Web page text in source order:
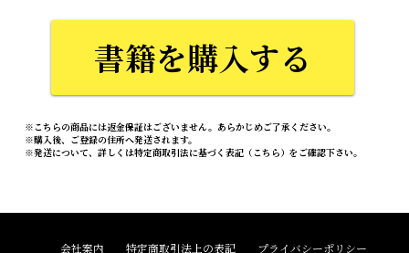
書籍を購入する
※こちらの商品には返金保証はございません。あらかじめご了承ください。
※購入後、ご登録の住所へ発送されます。
※発送について、詳しくは特定商取引法に基づく表記（ こちら）をご確認下さい。
会社案内 特定商取引法上の表記 プライバシーポリシー